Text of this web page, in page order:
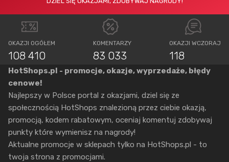
OKAZJI OGÓŁEM
108 410
KOMENTARZY
83 033
OKAZJI WCZORAJ
118
HotShops.pl - promocje, okazje, wyprzedaże, błędy
cenowe!
Najlepszy w Polsce portal z okazjami, dziel się ze
społecznością HotShops znalezioną przez ciebie okazją,
promocją, kodem rabatowym, oceniaj komentuj zdobywaj
punkty które wymienisz na nagrody!
Aktualne promocje w sklepach tylko na HotShops.pl - to
twoja strona z promocjami.